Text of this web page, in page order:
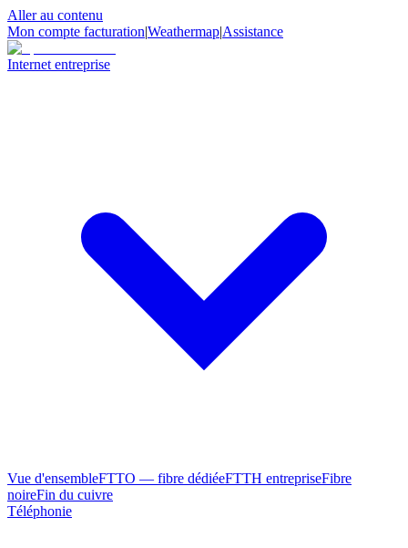
Aller au contenu
Mon compte facturation|Weathermap|Assistance
Internet entreprise
Vue d'ensembleFTTO — fibre dédiéeFTTH entrepriseFibre
noireFin du cuivre
Téléphonie